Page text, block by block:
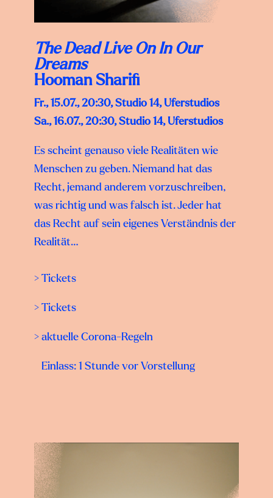
The Dead Live On In Our
Dreams
Hooman Sharifi
Fr., 15.07., 20:30, Studio 14, Uferstudios
Sa., 16.07., 20:30, Studio 14, Uferstudios
Es scheint genauso viele Realitäten wie
Menschen zu geben. Niemand hat das
Recht, jemand anderem vorzuschreiben,
was richtig und was falsch ist. Jeder hat
das Recht auf sein eigenes Verständnis der
Realität…
> Tickets
> Tickets
> aktuelle Corona-Regeln
Einlass: 1 Stunde vor Vorstellung